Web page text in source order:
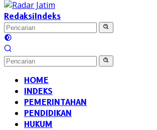
RedaksiIndeks
HOME
INDEKS
PEMERINTAHAN
PENDIDIKAN
HUKUM